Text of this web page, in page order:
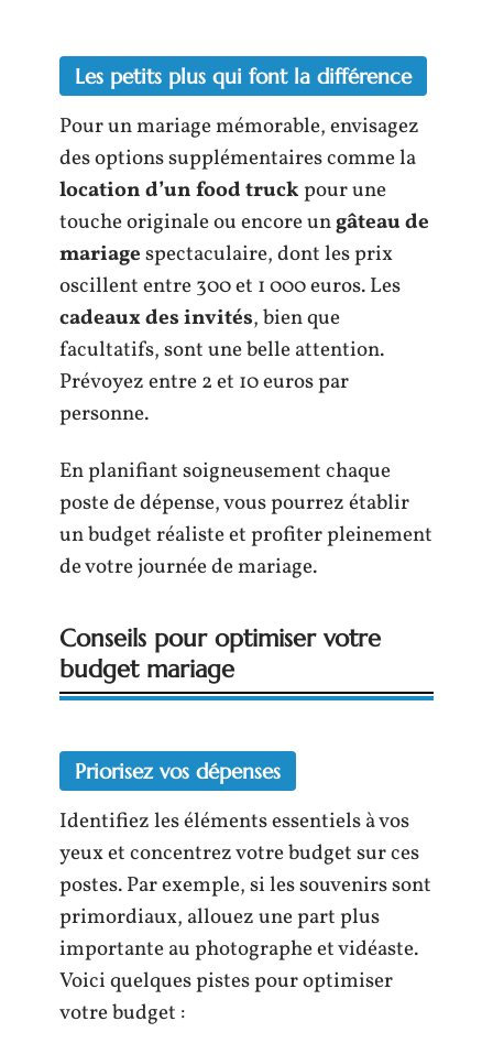
Les petits plus qui font la différence
Pour un mariage mémorable, envisagez
des options supplémentaires comme la
location d’un food truckpour une
touche originale ou encore ungâteau de
mariagespectaculaire, dont les prix
oscillent entre 300 et 1 000 euros. Les
cadeaux des invités, bien que
facultatifs, sont une belle attention.
Prévoyez entre 2 et 10 euros par
personne.
En planifiant soigneusement chaque
poste de dépense, vous pourrez établir
un budget réaliste et profiter pleinement
de votre journée de mariage.
Conseils pour optimiser votre
budget mariage
Priorisez vos dépenses
Identifiez les éléments essentiels à vos
yeux et concentrez votre budget sur ces
postes. Par exemple, si les souvenirs sont
primordiaux, allouez une part plus
importante au photographe et vidéaste.
Voici quelques pistes pour optimiser
votre budget :